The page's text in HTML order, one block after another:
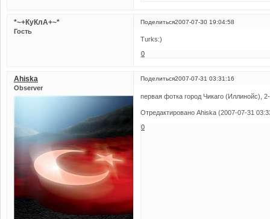
Поделиться2007-07-30 19:04:58
*~+КуКлА+~*
Гость
Turks:)
0
Поделиться2007-07-31 03:31:16
Ahiska
Observer
первая фотка город Чикаго (Иллинойс),
Отредактировано Ahiska (2007-07-31
0